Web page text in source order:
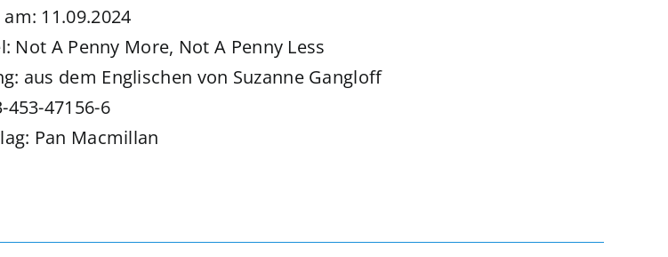
11.09.2024
Not A Penny More, Not A Penny Less
aus dem Englischen von Suzanne Gangloff
453-47156-6
Pan Macmillan